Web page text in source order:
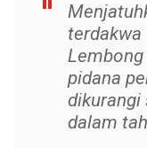
terdakwa
pidana
dikurangi
dalam